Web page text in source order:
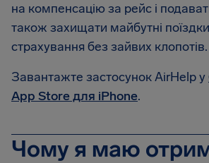
на компенсацію за рейс і
також захищати майбутні
страхування без зайвих клопотів.
Завантажте застосунок AirHelp у
App Store для iPhone.
Чому я маю